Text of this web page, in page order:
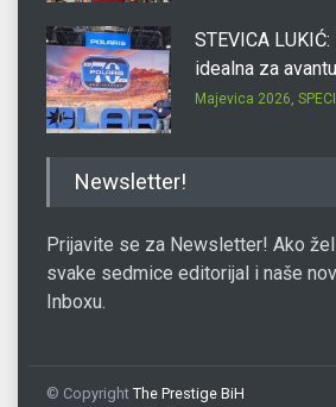
STEVICA
idealna za
Majevica 2026
Newsletter!
Prijavite se za Newsletter! Ako
svake sedmice editorijal i naše
Inboxu.
© Copyright The Prestige BiH